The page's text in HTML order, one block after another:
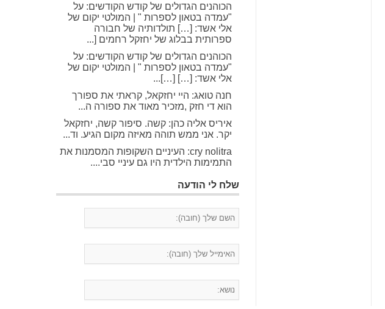
הכוהנים הגדולים של קודש הקודשים: על
"עמדה בטאון לספרות " | המולטי יקום של
אלי אשד: […] תולדותיה של חבורה
ספרותית בבלוג של יחזקל רחמים [...
הכוהנים הגדולים של קודש הקודשים: על
"עמדה בטאון לספרות " | המולטי יקום של
אלי אשד: […] […]...
חנה טואג: היי יחזקאל, קראתי את ספורך
הוא די חזק ,מזכיר מאוד את ספורה ה...
איריס אליה כהן: קשה. סיפור קשה, יחזקאל
יקר. אני ממש תוהה מאיזה מקום הגיע. וד...
cry nolitra: העיניים השקופות המסמנות את
התמימות הילדית היו גם עיניי סבי....
שלח לי הודעה